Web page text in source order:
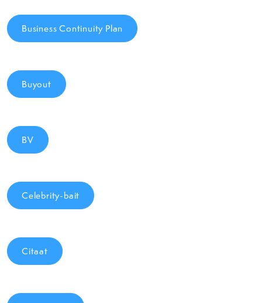
Business Continuity Plan
Buyout
BV
Celebrity-bait
Citaat